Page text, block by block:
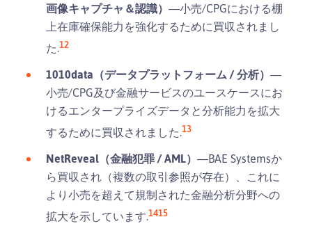
画像キャプチャ＆認識） —小売/CPGにおける棚
上在庫確保能力を強化するために買収されまし
た.12
1010data（データプラットフォーム / 分析） —
小売/CPG及び金融サービスのユースケースにお
けるエンタープライズデータと分析能力を拡大
するために買収されました.13
NetReveal（金融犯罪 / AML） —BAE Systemsか
ら買収され（複数の取引参照が存在）、これに
より小売を超えて規制された金融分析分野への
拡大を示しています.1415